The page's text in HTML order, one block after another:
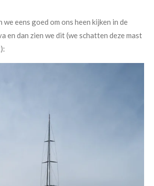
we eens goed om ons heen kijken in de
en dan zien we dit (we schatten deze mast